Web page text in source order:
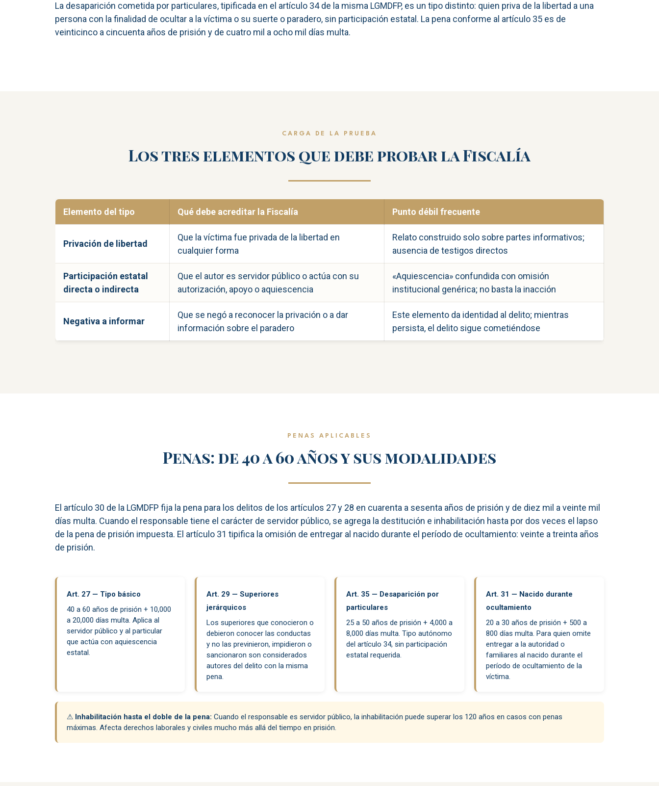
La desaparición cometida por particulares, tipificada en el artículo 34 de la misma LGMDFP, es un tipo distinto: quien priva de la libertad a una
persona con la finalidad de ocultar a la víctima o su suerte o paradero, sin participación estatal. La pena conforme al artículo 35 es de
veinticinco a cincuenta años de prisión y de cuatro mil a ocho mil días multa.
CARGA DE LA PRUEBA
Los tres elementos que debe probar la Fiscalía
Elemento del tipo Qué debe acreditar la Fiscalía Punto débil frecuente
Privación de libertad
Que la víctima fue privada de la libertad en
cualquier forma
Relato construido solo sobre partes informativos;
ausencia de testigos directos
Participación estatal
directa o indirecta
Que el autor es servidor público o actúa con su
autorización, apoyo o aquiescencia
«Aquiescencia» confundida con omisión
institucional genérica; no basta la inacción
Negativa a informar
Que se negó a reconocer la privación o a dar
información sobre el paradero
Este elemento da identidad al delito; mientras
persista, el delito sigue cometiéndose
PENAS APLICABLES
Penas: de 40 a 60 años y sus modalidades
El artículo 30 de la LGMDFP fija la pena para los delitos de los artículos 27 y 28 en cuarenta a sesenta años de prisión y de diez mil a veinte mil
días multa. Cuando el responsable tiene el carácter de servidor público, se agrega la destitución e inhabilitación hasta por dos veces el lapso
de la pena de prisión impuesta. El artículo 31 tipifica la omisión de entregar al nacido durante el período de ocultamiento: veinte a treinta años
de prisión.
Art. 27 — Tipo básico
40 a 60 años de prisión + 10,000
a 20,000 días multa. Aplica al
servidor público y al particular
que actúa con aquiescencia
estatal.
Art. 29 — Superiores
jerárquicos
Los superiores que conocieron o
debieron conocer las conductas
y no las previnieron, impidieron o
sancionaron son considerados
autores del delito con la misma
pena.
Art. 35 — Desaparición por
particulares
25 a 50 años de prisión + 4,000 a
8,000 días multa. Tipo autónomo
del artículo 34, sin participación
estatal requerida.
Art. 31 — Nacido durante
ocultamiento
20 a 30 años de prisión + 500 a
800 días multa. Para quien omite
entregar a la autoridad o
familiares al nacido durante el
período de ocultamiento de la
víctima.
⚠ Inhabilitación hasta el doble de la pena: Cuando el responsable es servidor público, la inhabilitación puede superar los 120 años en casos con penas
máximas. Afecta derechos laborales y civiles mucho más allá del tiempo en prisión.